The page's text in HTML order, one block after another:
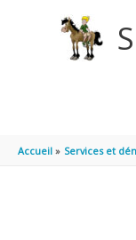
Accueil Services et